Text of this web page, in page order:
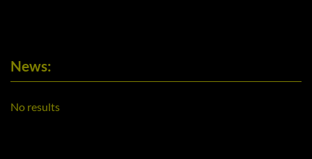
News:
No results